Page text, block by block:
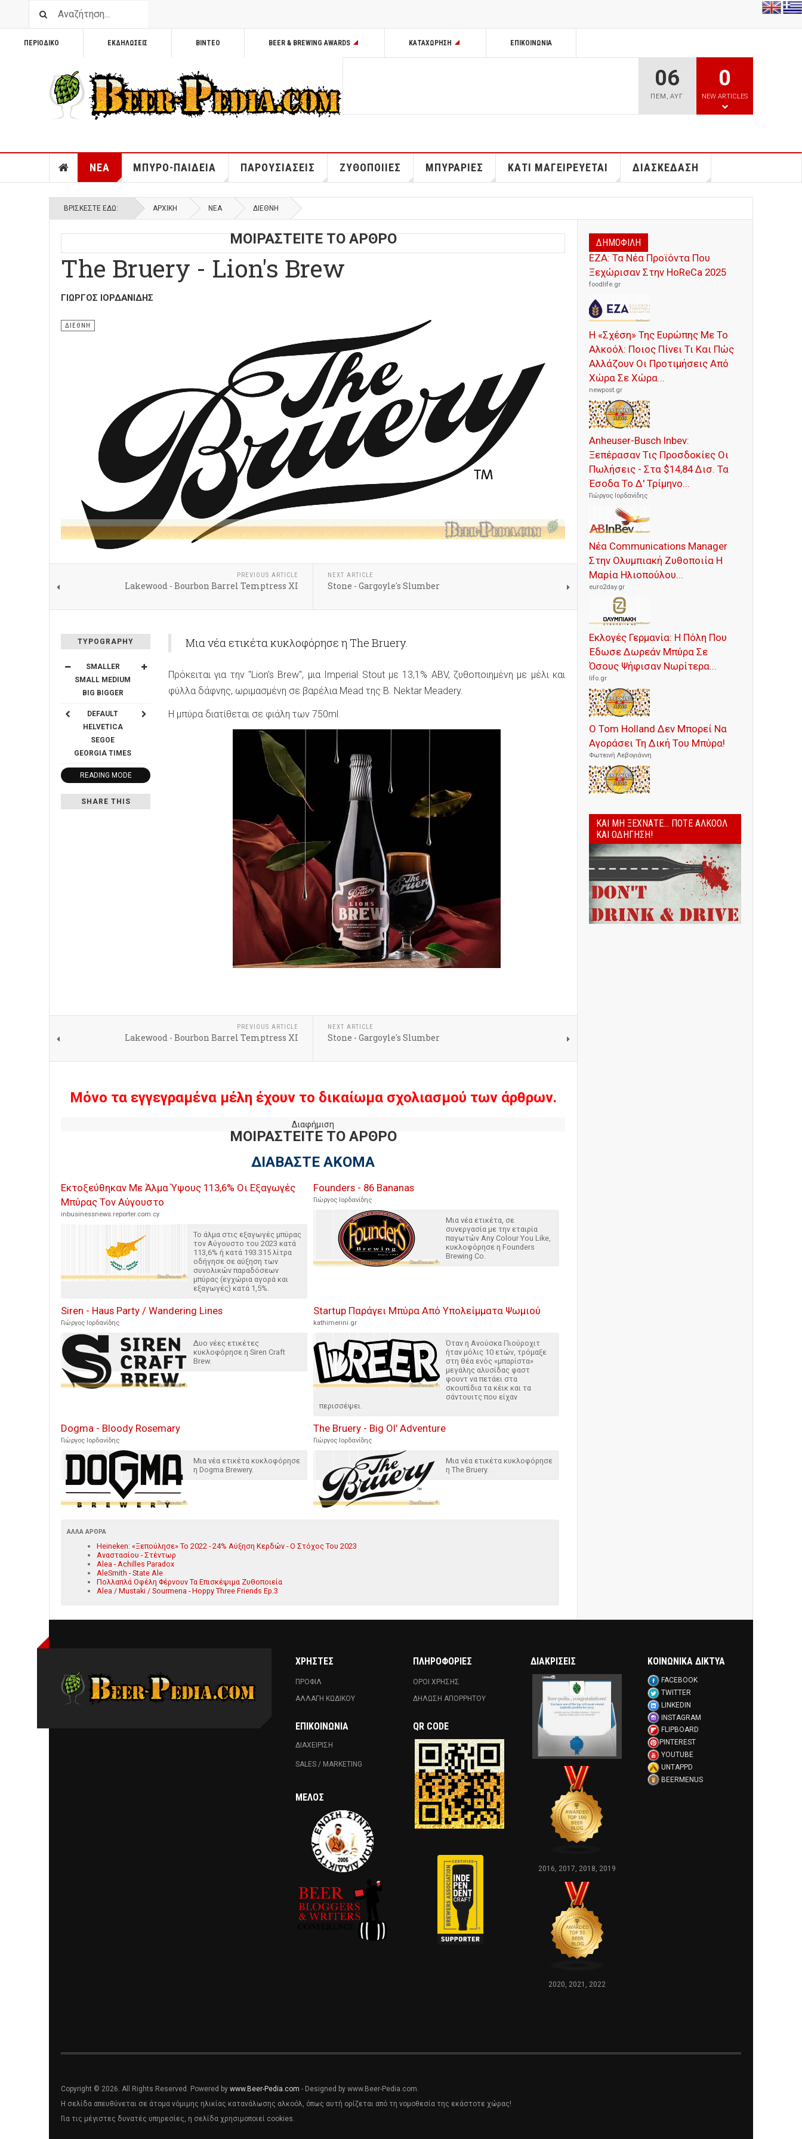
ΠΕΡΙΟΔΙΚΟ ΕΚΔΗΛΩΣΕΙΣ ΒΙΝΤΕΟ BEER & BREWING AWARDS ΚΑΤΑΧΩΡΗΣΗ ΕΠΙΚΟΙΝΩΝΊΑ
06
ΠΕΜ ,ΑΥΓ
0
NEW ARTICLES
ΝΕΑ ΜΠΥΡΟ-ΠΑΙΔΕΙΑ ΠΑΡΟΥΣΙΑΣΕΙΣ ΖΥΘΟΠΟΙΙΕΣ ΜΠΥΡΑΡΙΕΣ ΚΑΤΙ ΜΑΓΕΙΡΕΥΕΤΑΙ ΔΙΑΣΚΕΔΑΣΗ
ΒΡΊΣΚΕΣΤΕ ΕΔΏ: ΑΡΧΙΚΉ ΝΕΑ ΔΙΕΘΝΗ
ΜΟΙΡΑΣΤΕΙΤΕ ΤΟ ΑΡΘΡΟ
The Bruery - Lion's Brew
ΓΙΏΡΓΟΣ ΙΟΡΔΑΝΊΔΗΣ
ΔΙΕΘΝΗ
PREVIOUS ARTICLE
Lakewood - Bourbon Barrel Temptress XI
NEXT ARTICLE
Stone - Gargoyle's Slumber
TYPOGRAPHY
SMALLER
SMALL MEDIUM
BIG BIGGER
DEFAULT
HELVETICA
SEGOE
GEORGIA TIMES
READING MODE
SHARE THIS
Μια νέα ετικέτα κυκλοφόρησε η The Bruery.
Πρόκειται για την "Lion's Brew", μια Imperial Stout με 13,1% ABV, ζυθοποιημένη με μέλι και
φύλλα δάφνης, ωριμασμένη σε βαρέλια Mead της B. Nektar Meadery.
Η μπύρα διατίθεται σε φιάλη των 750ml.
PREVIOUS ARTICLE
Lakewood - Bourbon Barrel Temptress XI
NEXT ARTICLE
Stone - Gargoyle's Slumber
Μόνο τα εγγεγραμένα μέλη έχουν το δικαίωμα σχολιασμού των άρθρων.
Διαφήμιση
ΜΟΙΡΑΣΤΕΙΤΕ ΤΟ ΑΡΘΡΟ
ΔΙΑΒΑΣΤΕ ΑΚΟΜΑ
Εκτοξεύθηκαν Με Άλμα Ύψους 113,6% Οι Εξαγωγές
Μπύρας Τον Αύγουστο
inbusinessnews.reporter.com.cy
Το άλμα στις εξαγωγές μπύρας
τον Αύγουστο του 2023 κατά
113,6% ή κατά 193.315 λίτρα
οδήγησε σε αύξηση των
συνολικών παραδόσεων
μπύρας (εγχώρια αγορά και
εξαγωγές) κατά 1,5%.
Founders - 86 Bananas
Γιώργος Ιορδανίδης
Μια νέα ετικέτα, σε
συνεργασία με την εταιρία
παγωτών Any Colour You Like,
κυκλοφόρησε η Founders
Brewing Co.
Siren - Haus Party / Wandering Lines
Γιώργος Ιορδανίδης
Δυο νέες ετικέτες
κυκλοφόρησε η Siren Craft
Brew.
Startup Παράγει Μπύρα Από Υπολείμματα Ψωμιού
kathimerini.gr
Όταν η Aνούσκα Πιούροχιτ
ήταν μόλις 10 ετών, τρόμαξε
στη θέα ενός «μπαρίστα»
μεγάλης αλυσίδας φαστ
φουντ να πετάει στα
σκουπίδια τα κέικ και τα
σάντουιτς που είχαν
περισσέψει.
Dogma - Bloody Rosemary
Γιώργος Ιορδανίδης
Μια νέα ετικέτα κυκλοφόρησε
η Dogma Brewery.
The Bruery - Big Ol' Adventure
Γιώργος Ιορδανίδης
Μια νέα ετικέτα κυκλοφόρησε
η The Bruery.
ΆΛΛΑ ΆΡΘΡΑ
Heineken: «Ξεπούλησε» Το 2022 - 24% Αύξηση Κερδών - Ο Στόχος Του 2023
Αναστασίου - Στέντωρ
Alea - Achilles Paradox
AleSmith - State Ale
Πολλαπλά Οφέλη Φέρνουν Τα Επισκέψιμα Ζυθοποιεία
Alea / Mustaki / Sourmena - Hoppy Three Friends Ep.3
ΔΗΜΟΦΙΛΗ
ΕΖΑ: Τα Νέα Προϊόντα Που
Ξεχώρισαν Στην HoReCa 2025
foodlife.gr
Η «Σχέση» Της Ευρώπης Με Το
Αλκοόλ: Ποιος Πίνει Τι Και Πώς
Αλλάζουν Οι Προτιμήσεις Από
Χώρα Σε Χώρα...
newpost.gr
Anheuser-Busch Inbev:
Ξεπέρασαν Τις Προσδοκίες Οι
Πωλήσεις - Στα $14,84 Δισ. Τα
Έσοδα Το Δ' Τρίμηνο...
Γιώργος Ιορδανίδης
Νέα Communications Manager
Στην Ολυμπιακή Ζυθοποιία Η
Μαρία Ηλιοπούλου...
euro2day.gr
Εκλογές Γερμανία: Η Πόλη Που
Έδωσε Δωρεάν Μπύρα Σε
Όσους Ψήφισαν Νωρίτερα...
lifo.gr
Ο Tom Holland Δεν Μπορεί Να
Αγοράσει Τη Δική Του Μπύρα!
Φωτεινή Λεβογιάννη
ΚΑΙ ΜΗ ΞΕΧΝΆΤΕ... ΠΟΤΈ ΑΛΚΟΌΛ
ΚΑΙ ΟΔΉΓΗΣΗ!
ΧΡΗΣΤΕΣ
ΠΡΟΦΙΛ
ΑΛΛΑΓΗ ΚΩΔΙΚΟΥ
ΕΠΙΚΟΙΝΩΝΊΑ
ΔΙΑΧΕΙΡΙΣΗ
SALES / MARKETING
ΜΈΛΟΣ
ΠΛΗΡΟΦΟΡΙΕΣ
ΟΡΟΙ ΧΡΗΣΗΣ
ΔΗΛΩΣΗ ΑΠΟΡΡΗΤΟΥ
QR CODE
ΔΙΑΚΡΊΣΕΙΣ
2016, 2017, 2018, 2019
2020, 2021, 2022
ΚΟΙΝΩΝΙΚΑ ΔΙΚΤΥΑ
FACEBOOK
TWITTER
LINKEDIN
INSTAGRAM
FLIPBOARD
PINTEREST
YOUTUBE
UNTAPPD
BEERMENUS
Copyright © 2026. All Rights Reserved. Powered by www.Beer-Pedia.com - Designed by www.Beer-Pedia.com.
Η σελίδα απευθύνεται σε άτομα νόμιμης ηλικίας κατανάλωσης αλκοόλ, όπως αυτή ορίζεται από τη νομοθεσία της εκάστοτε χώρας!
Για τις μέγιστες δυνατές υπηρεσίες, η σελίδα χρησιμοποιεί cookies.